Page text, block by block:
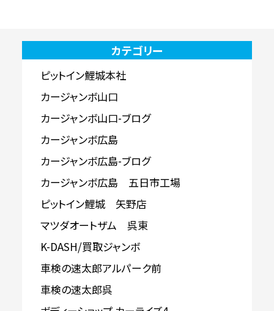
カテゴリー
ピットイン鯉城本社
カージャンボ山口
カージャンボ山口-ブログ
カージャンボ広島
カージャンボ広島-ブログ
カージャンボ広島 五日市工場
ピットイン鯉城 矢野店
マツダオートザム 呉東
K-DASH/買取ジャンボ
車検の速太郎アルパーク前
車検の速太郎呉